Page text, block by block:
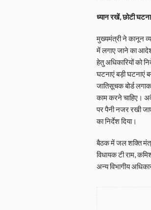
ध्यान रखें, छोटी
मुख्यमंत्री ने कानून
में लगाए जाने का आदेश
हेतु अधिकारियों को
घटनाएं बड़ी घटनाएं
जातिसूचक बोर्ड
काम करने चाहिए।
पर पैनी नजर रखी
का निर्देश दिया।
बैठक में जल शक्ति
विधायक टी राम,
अन्य विभागीय